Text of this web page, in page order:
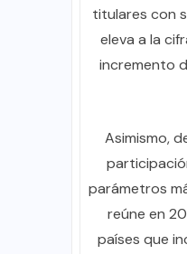
titulares con
eleva a la
incremento
Asimismo,
parámetros
reúne en
países que